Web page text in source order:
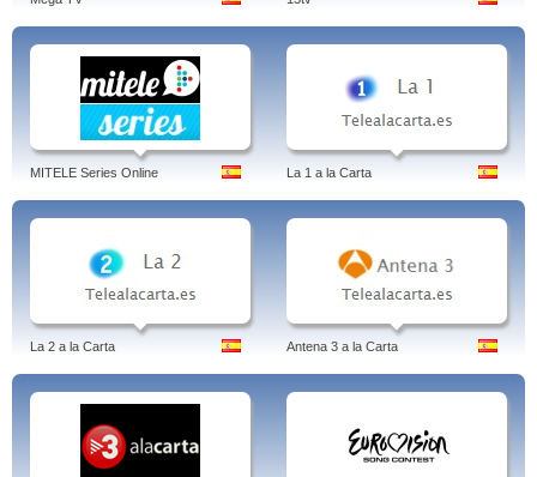
MITELE Series Online La 1 a la Carta
La 2 a la Carta Antena 3 a la Carta